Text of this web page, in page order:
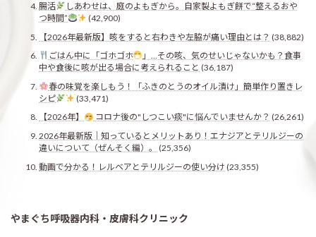
腸活
しあわせは、庭のよもぎから。自家製よもぎ餅で“整えるおや
つ時間”
(42,900)
【2026年最新版】咳をすると右わきや左脇が痛い理由とは？ (38,882)
ごはん中に「ゴホゴホ
」…その咳、気のせいじゃないかも？食事
中や食後に咳が出る場合に考えられること (36,187)
春の味覚を楽しもう！「ふきのとうのオイル漬け」簡単作り置きレ
シピ
(33,471)
【2026年】
コロナ後の"しつこい痰"に悩んでいませんか？ (26,261)
2026年最新版｜知っているとメリットあり！エナジアとテリルジーの
違いについて（ぜんそく編）。
(25,356)
動画で分かる！レルベアとテリルジーの使い分け (23,355)
やまぐち呼吸器内科・皮膚科クリニック